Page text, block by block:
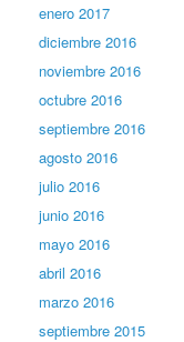
enero 2017
diciembre 2016
noviembre 2016
octubre 2016
septiembre 2016
agosto 2016
julio 2016
junio 2016
mayo 2016
abril 2016
marzo 2016
septiembre 2015